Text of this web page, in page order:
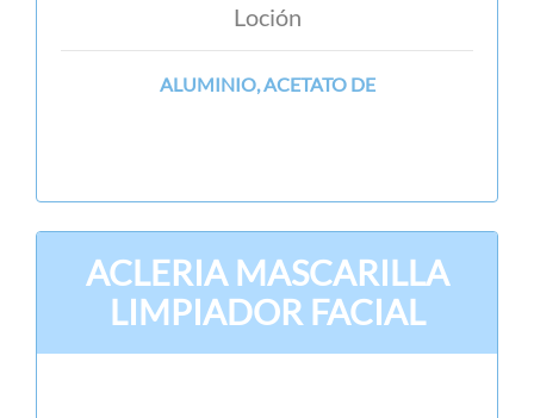
Loción
ALUMINIO, ACETATO DE
ACLERIA MASCARILLA
LIMPIADOR FACIAL